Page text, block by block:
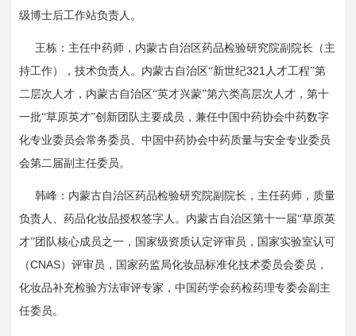
级博士后工作站负责人。
王栋：主任中药师，内蒙古自治区药品检验研究院副院长（主
持工作），技术负责人。内蒙古自治区“新世纪321 人才工程”第
二层次人才，内蒙古自治区“英才兴蒙”第六类高层次人才，第十
一批“草原英才”创新团队主要成员，兼任中国中药协会中药数字
化专业委员会常务委员、中国中药协会中药质量与安全专业委员
会第二届副主任委员。
韩峰：内蒙古自治区药品检验研究院副院长，主任药师，质量
负责人、药品化妆品授权签字人。内蒙古自治区第十一届“草原英
才”团队核心成员之一，国家级资质认定评审员，国家实验室认可
（CNAS）评审员，国家药监局化妆品标准化技术委员会委员，
化妆品补充检验方法审评专家，中国药学会药检药理专委会副主
任委员。